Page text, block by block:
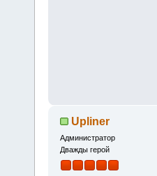
Upliner
Администратор
Дважды герой